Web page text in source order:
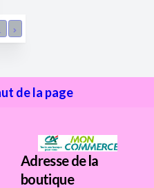
de la page
Adresse de la
boutique